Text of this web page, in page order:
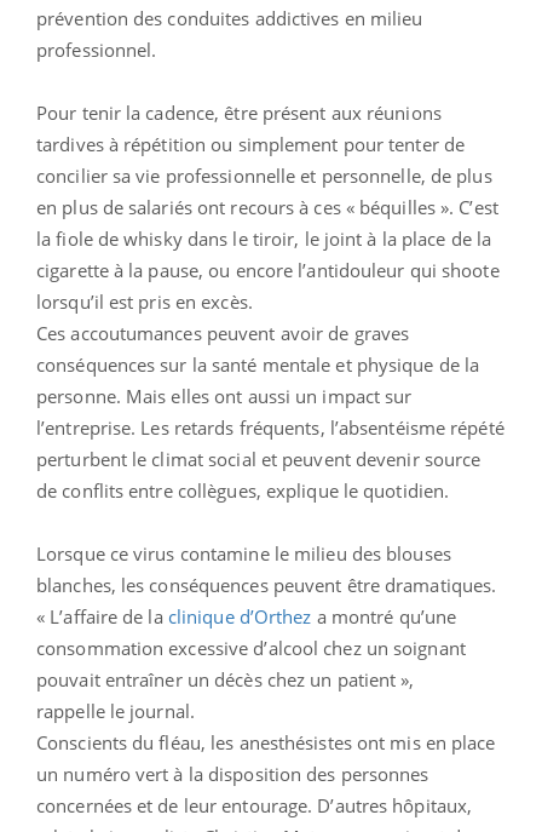
prévention des conduites addictives en milieu
professionnel.
Pour tenir la cadence, être présent aux réunions
tardives à répétition ou simplement pour tenter de
concilier sa vie professionnelle et personnelle, de plus
en plus de salariés ont recours à ces « béquilles ». C’est
la fiole de whisky dans le tiroir, le joint à la place de la
cigarette à la pause, ou encore l’antidouleur qui shoote
lorsqu’il est pris en excès.
Ces accoutumances peuvent avoir de graves
conséquences sur la santé mentale et physique de la
personne. Mais elles ont aussi un impact sur
l’entreprise. Les retards fréquents, l’absentéisme répété
perturbent le climat social et peuvent devenir source
de conflits entre collègues, explique le quotidien.
Lorsque ce virus contamine le milieu des blouses
blanches, les conséquences peuvent être dramatiques.
« L’affaire de la clinique d’Orthez a montré qu’une
consommation excessive d’alcool chez un soignant
pouvait entraîner un décès chez un patient »,
rappelle le journal.
Conscients du fléau, les anesthésistes ont mis en place
un numéro vert à la disposition des personnes
concernées et de leur entourage. D’autres hôpitaux,